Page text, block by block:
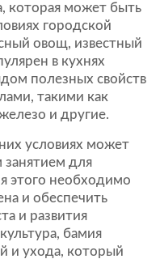
которая может быть
городской
овощ, известный
в кухнях
полезных свойств
такими как
и другие.
условиях может
для
этого необходимо
и обеспечить
и развития
бамия
и ухода, который